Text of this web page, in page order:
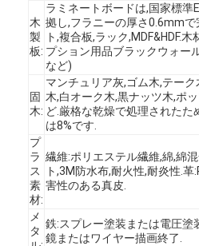
木
製
板:
ラミネートボードは,国家標準
拠し,フラニーの厚さ0.6mm
ト,複合板,ラック,MDF&HDF.
プション用品ブラックウォー
など)
固
木:
マンチュリア灰,ゴム木,テー
木,白オーク木,黒ナッツ木,ポ
ど.厳格な乾燥で処理されたた
は8%です.
プ
ラ
ス
素
材:
繊維:ポリエステル繊維,綿,綿
ト,3M防水布,耐火性,耐炎性.革
害性のある真皮.
メ
タ
鉄:スプレー塗装または電圧塗
鏡またはワイヤー描画終了.